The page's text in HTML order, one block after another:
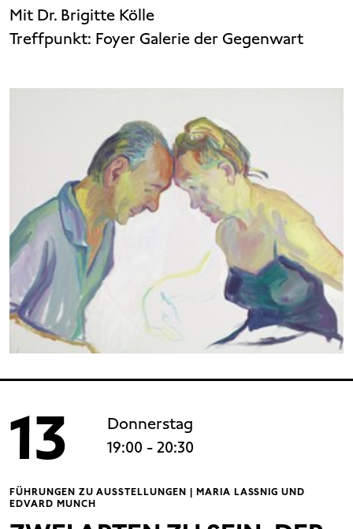
Mit Dr. Brigitte Kölle
Treffpunkt: Foyer Galerie der Gegenwart
13
Donnerstag
19:00 - 20:30
FÜHRUNGEN ZU AUSSTELLUNGEN | MARIA LASSNIG UND
EDVARD MUNCH